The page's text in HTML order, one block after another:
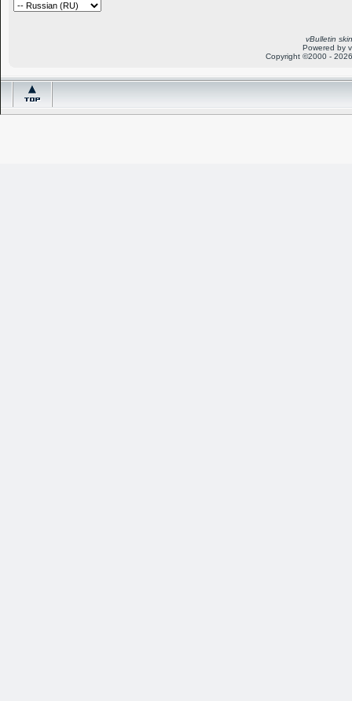
vBulletin
Powered by
Copyright ©2000 -